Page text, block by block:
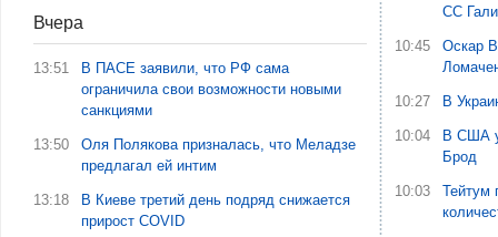
Вчера
13:51
В ПАСЕ заявили, что РФ сама
ограничила свои возможности новыми
санкциями
13:50
Оля Полякова призналась, что Меладзе
предлагал ей интим
13:18
В Киеве третий день подряд снижается
прирост COVID
СС
10:45
Оскар
10:27 В
10:04
В США
Брод
10:03
Тейтум